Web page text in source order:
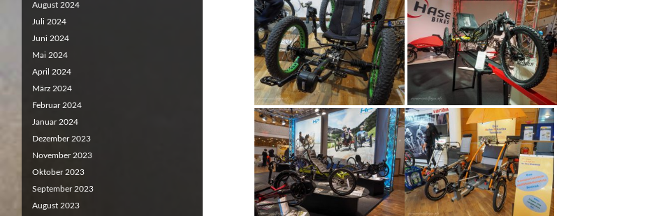
August 2024
Juli 2024
Juni 2024
Mai 2024
April 2024
März 2024
Februar 2024
Januar 2024
Dezember 2023
November 2023
Oktober 2023
September 2023
August 2023